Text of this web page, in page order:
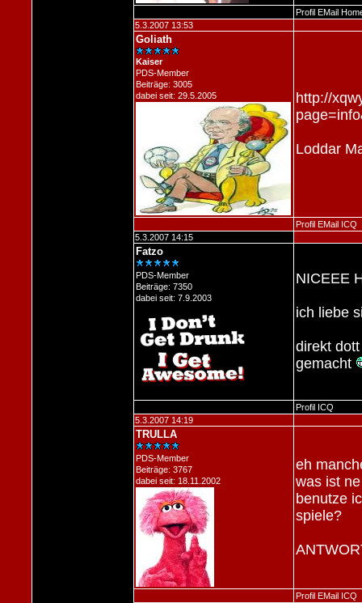
Profil EMail
5.3.2007 13:53
Goliath
Kaiser
PDS-Member
Beiträge: 3005
dabei seit: 29.5.2005
http://
Loddar
Profil EMail ICQ
5.3.2007 14:15
Fatzo
PDS-Member
Beiträge: 7350
dabei seit: 7.9.2003
NICEEE
ich liebe
direkt
gemacht
Profil ICQ
5.3.2007 14:19
TRULLA
PDS-Member
Beiträge: 3767
dabei seit: 18.11.2002
eh
was ist
benutze
spiele?
Profil EMail ICQ